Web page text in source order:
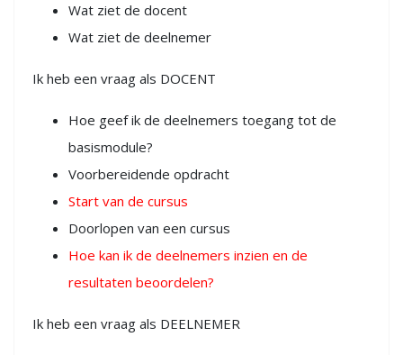
Wat ziet de docent
Wat ziet de deelnemer
Ik heb een vraag als DOCENT
Hoe geef ik de deelnemers toegang tot de
basismodule?
Voorbereidende opdracht
Start van de cursus
Doorlopen van een cursus
Hoe kan ik de deelnemers inzien en de
resultaten beoordelen?
Ik heb een vraag als DEELNEMER